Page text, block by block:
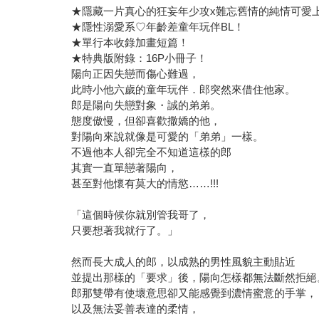
★隱性溺愛系♡年齡差童年玩伴BL！
★單行本收錄加畫短篇！
★特典版附錄：16P小冊子！
陽向正因失戀而傷心難過，
此時小他六歲的童年玩伴．郎突然來借住他家。
郎是陽向失戀對象・誠的弟弟。
態度傲慢，但卻喜歡撒嬌的他，
對陽向來說就像是可愛的「弟弟」一樣。
不過他本人卻完全不知道這樣的郎
其實一直單戀著陽向，
甚至對他懷有莫大的情慾……!!!
「這個時候你就別管我哥了，
只要想著我就行了。」
然而長大成人的郎，以成熟的男性風貌主動貼近
並提出那樣的「要求」後，陽向怎樣都無法斷然拒絕
郎那雙帶有使壞意思卻又能感覺到濃情蜜意的手掌，
以及無法妥善表達的柔情，
讓陽向的身心不斷遭受折磨……!?